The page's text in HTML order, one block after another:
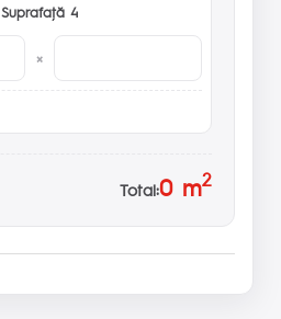
Suprafaţă 4
×
Total:0m2